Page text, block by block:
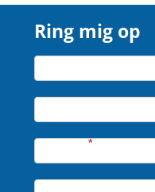
Ring mig op
Danish
Navn*
Virksomhed*
Telefon**
Email*